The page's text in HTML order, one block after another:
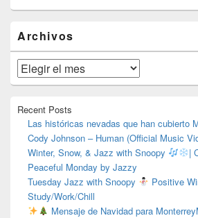
área
de
widget
barra
lateral
Archivos
Archivos
Recent Posts
Las históricas nevadas que han cubierto
Cody Johnson – Human (Official Music
Winter, Snow, & Jazz with Snoopy
|
Peaceful Monday by Jazzy
Tuesday Jazz with Snoopy
Positive
Study/Work/Chill
Mensaje de Navidad para